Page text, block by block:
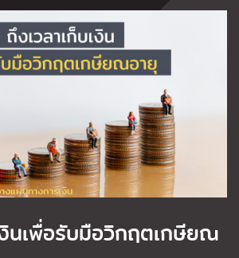
งแผนทางการเงิน
งินเพื่อรับมือวิกฤตเกษียณ